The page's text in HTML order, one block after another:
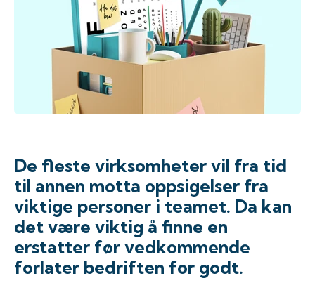
De fleste virksomheter vil fra tid
til annen motta oppsigelser fra
viktige personer i teamet. Da kan
det være viktig å finne en
erstatter før vedkommende
forlater bedriften for godt.